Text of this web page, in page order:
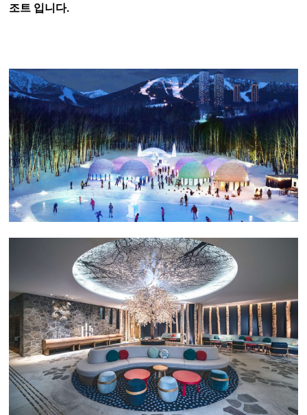
조트 입니다.